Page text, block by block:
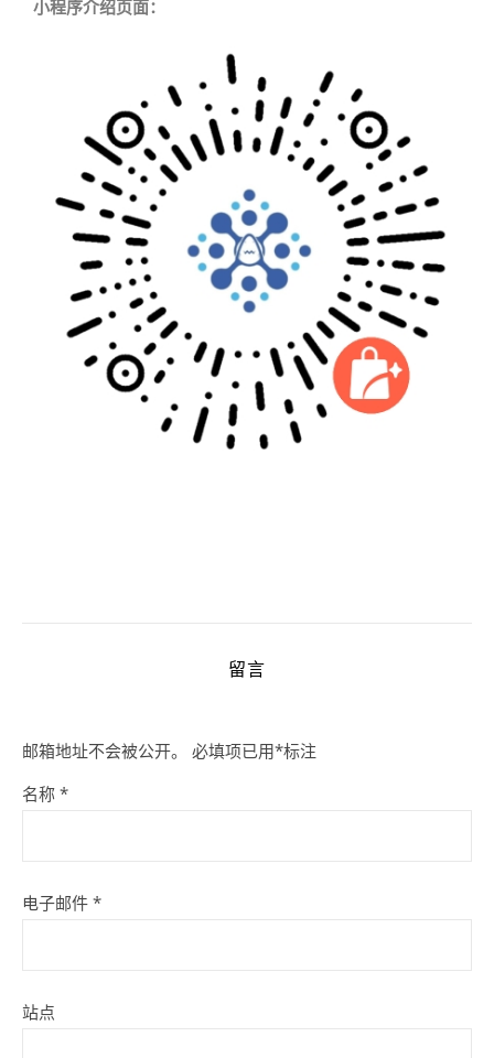
小程序介绍页面：
留言
邮箱地址不会被公开。 必填项已用*标注
名称 *
电子邮件 *
站点